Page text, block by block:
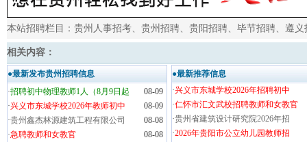
本站招聘栏目： 贵州人事招考、 贵州招聘、 贵阳招聘、 毕节招聘、 遵义
相关内容：
●最新发布贵州招聘信息
·招聘初中物理教师1人（8月9日起
08-09
·兴义市东城学校2026年教师初中
08-09
·贵州鑫杰林源建筑工程有限公司
08-08
·急聘教师和女教官
08-08
●最新推荐信息
·兴义市东城学校2026年招聘初中
·仁怀市汇文武校招聘教师和女教官
·贵州省建筑设计研究院2026年招
·2026年贵阳市公立幼儿园教师招